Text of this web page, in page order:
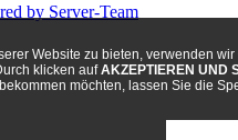
Website zu bieten, verwenden
klicken aufAKZEPTIEREN UND
möchten, lassen Sie die
by Server-Team